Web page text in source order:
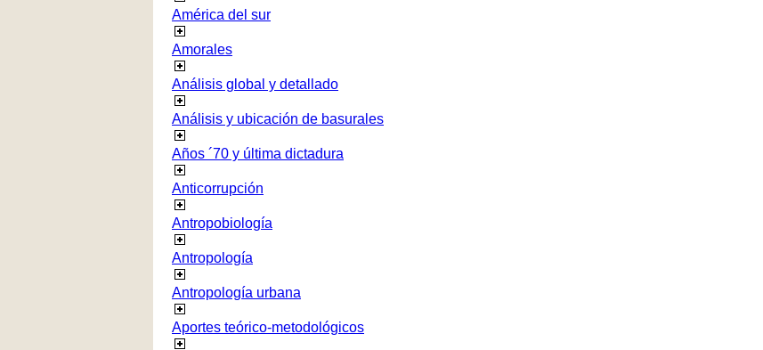
América del sur
Amorales
Análisis global y detallado
Análisis y ubicación de basurales
Años ´70 y última dictadura
Anticorrupción
Antropobiología
Antropología
Antropología urbana
Aportes teórico-metodológicos